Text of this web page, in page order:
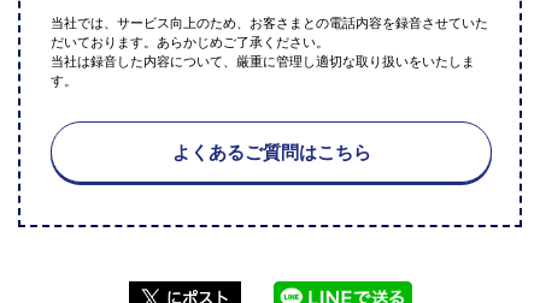
当社では、サービス向上のため、お客さまとの電話内容を録音させていた
だいております。あらかじめご了承ください。
当社は録音した内容について、厳重に管理し適切な取り扱いをいたしま
す。
よくあるご質問はこちら